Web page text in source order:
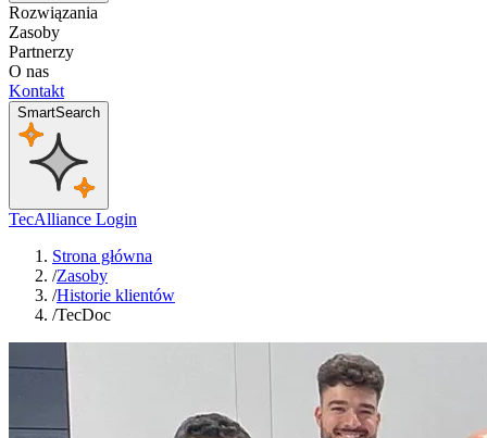
Rozwiązania
Zasoby
Partnerzy
O nas
Kontakt
SmartSearch
TecAlliance Login
Strona główna
/Zasoby
/Historie klientów
/TecDoc